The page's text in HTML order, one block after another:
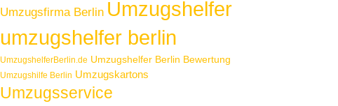
Umzugsfirma Berlin Umzugshelfer
umzugshelfer berlin
UmzugshelferBerlin.de Umzugshelfer Berlin Bewertung
Umzugshilfe Berlin Umzugskartons
Umzugsservice